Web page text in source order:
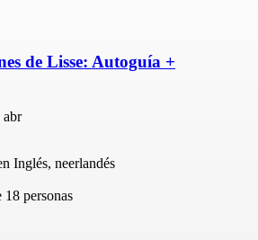
de Lisse: Autoguía +
abr
Inglés, neerlandés
personas